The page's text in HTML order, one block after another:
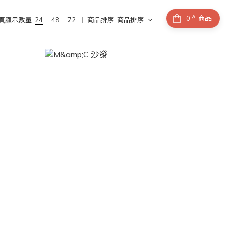
件商品
顯示數量: 24 48 72 商品排序: 商品排序